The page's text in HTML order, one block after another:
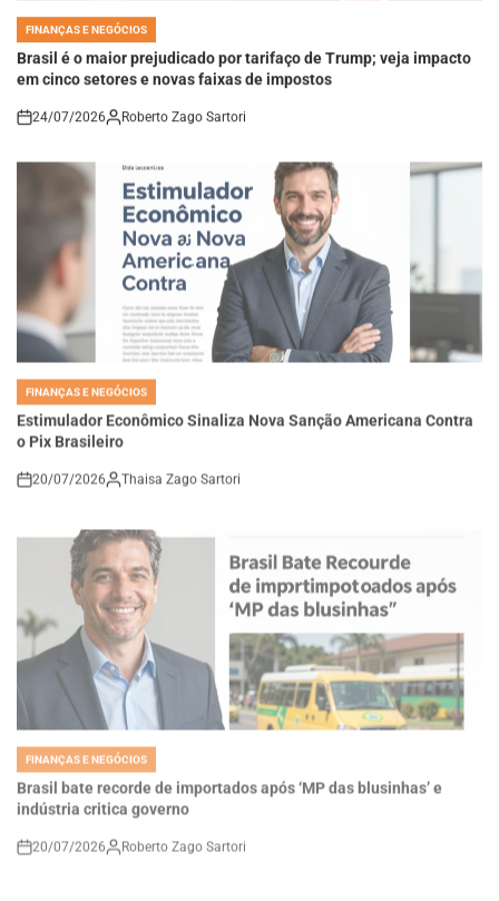
POSTED
IN
Brasil é o maior prejudicado por tarifaço de Trump; veja impacto
em cinco setores e novas faixas de impostos
on
POSTED
IN
FINANÇAS E NEGÓCIOS
Estimulador Econômico Sinaliza Nova Sanção Americana Contra
o Pix Brasileiro
20/07/2026 Thaisa Zago Sartori
IN
FINANÇAS E NEGÓCIOS
indústria critica governo
on
20/07/2026 Roberto Zago Sartori